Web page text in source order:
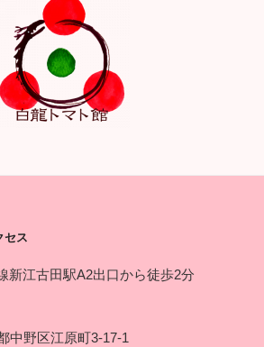
セス
新江古田駅A2出口から徒歩2分
中野区江原町3-17-1